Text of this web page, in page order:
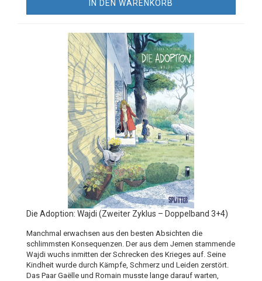
IN DEN WARENKORB
Die Adoption: Wajdi (Zweiter Zyklus – Doppelband 3+4)
Manchmal erwachsen aus den besten Absichten die
schlimmsten Konsequenzen. Der aus dem Jemen stammende
Wajdi wuchs inmitten der Schrecken des Krieges auf. Seine
Kindheit wurde durch Kämpfe, Schmerz und Leiden zerstört.
Das Paar Gaëlle und Romain musste lange darauf warten,